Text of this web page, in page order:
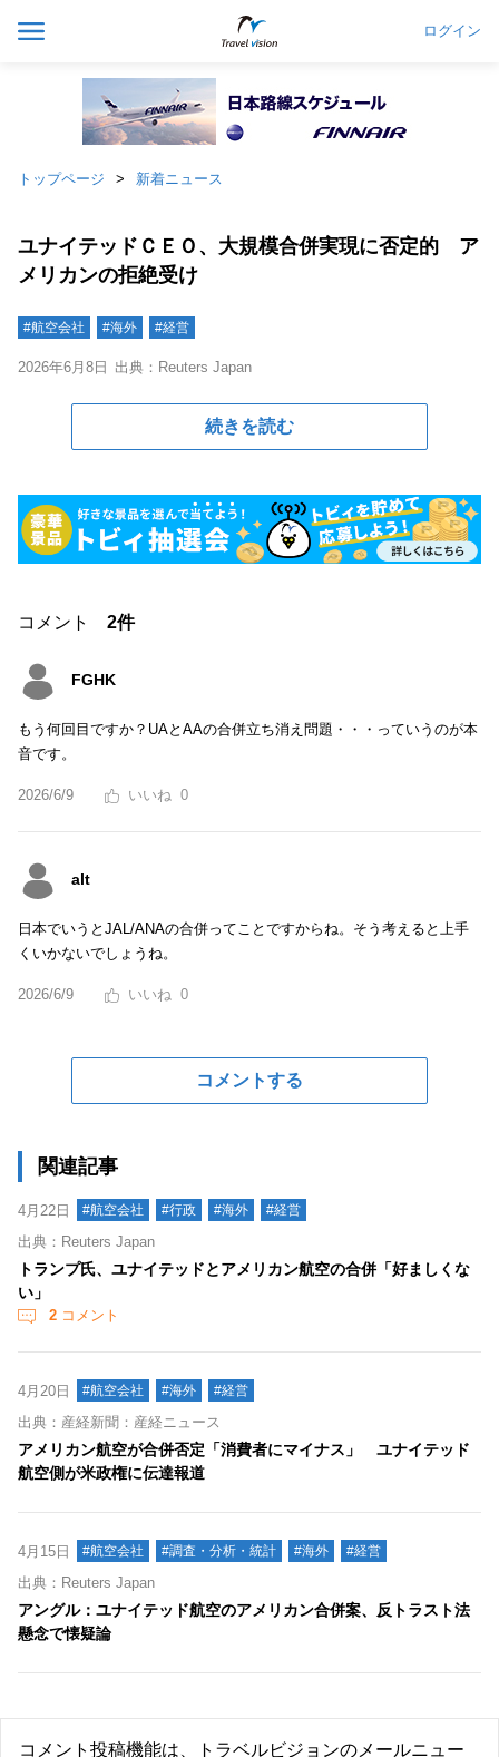
ログイン
トップページ 新着ニュース
ユナイテッドＣＥＯ、大規模合併実現に否定的 ア
メリカンの拒絶受け
#航空会社 #海外 #経営
2026年6月8日 出典：Reuters Japan
続きを読む
コメント 2件
FGHK
もう何回目ですか？UAとAAの合併立ち消え問題・・・っていうのが本
音です。
2026/6/9 0
alt
日本でいうとJAL/ANAの合併ってことですからね。そう考えると上手
くいかないでしょうね。
2026/6/9 0
コメントする
関連記事
4月22日 #航空会社 #行政 #海外 #経営
出典：Reuters Japan
トランプ氏、ユナイテッドとアメリカン航空の合併「好ましくな
い」
2 コメント
4月20日 #航空会社 #海外 #経営
出典：産経新聞：産経ニュース
アメリカン航空が合併否定「消費者にマイナス」 ユナイテッド
航空側が米政権に伝達報道
4月15日 #航空会社 #調査・分析・統計 #海外 #経営
出典：Reuters Japan
アングル：ユナイテッド航空のアメリカン合併案、反トラスト法
懸念で懐疑論
コメント投稿機能は、トラベルビジョンのメールニュー